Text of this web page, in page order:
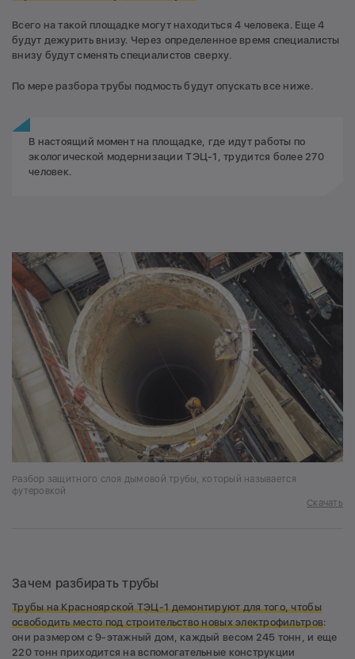
Всего на такой площадке могут находиться 4 человека. Еще 4
будут дежурить внизу. Через определенное время специалисты
внизу будут сменять специалистов сверху.
По мере разбора трубы подмость будут опускать все ниже.
В настоящий момент на площадке, где идут работы по
экологической модернизации ТЭЦ-1, трудится более 270
человек.
Разбор защитного слоя дымовой трубы, который называется
футеровкой
Скачать
Зачем разбирать трубы
Трубы на Красноярской ТЭЦ-1 демонтируют для того, чтобы
освободить место под строительство новых электрофильтров:
они размером с 9-этажный дом, каждый весом 245 тонн, и еще
220 тонн приходится на вспомогательные конструкции